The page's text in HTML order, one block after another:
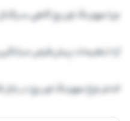
چرا مووینگ اوریج گاهی
آیا تنظیمات پیش‌فرض
کدام نوع مووینگ اوریج در